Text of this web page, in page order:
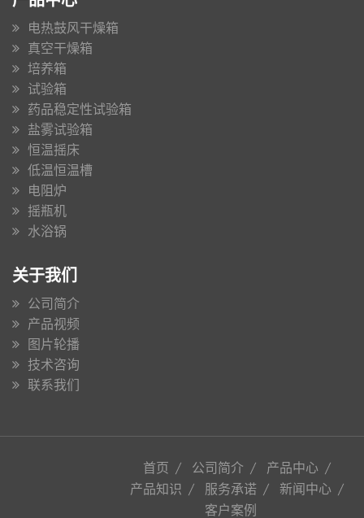
电热鼓风干燥箱
真空干燥箱
培养箱
试验箱
药品稳定性试验箱
盐雾试验箱
恒温摇床
低温恒温槽
电阻炉
摇瓶机
水浴锅
关于我们
公司简介
产品视频
图片轮播
技术咨询
联系我们
首页 公司简介
产品中心
产品知识
服务承诺
新闻中心
客户案例